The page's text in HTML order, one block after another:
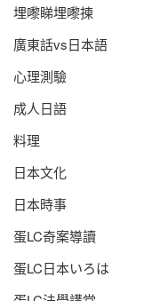
埋嚟睇埋嚟揀
廣東話vs日本語
心理測驗
成人日語
料理
日本文化
日本時事
蛋LC奇案導讀
蛋LC日本いろは